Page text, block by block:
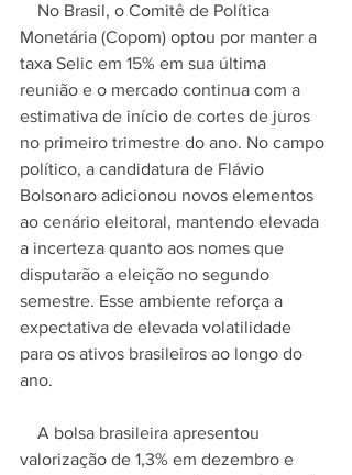
No Brasil, o Comitê de Política
Monetária (Copom) optou por manter a
taxa Selic em 15% em sua última
reunião e o mercado continua com a
estimativa de início de cortes de juros
no primeiro trimestre do ano. No campo
político, a candidatura de Flávio
Bolsonaro adicionou novos elementos
ao cenário eleitoral, mantendo elevada
a incerteza quanto aos nomes que
disputarão a eleição no segundo
semestre. Esse ambiente reforça a
expectativa de elevada volatilidade
para os ativos brasileiros ao longo do
ano.
A bolsa brasileira apresentou
valorização de 1,3% em dezembro e